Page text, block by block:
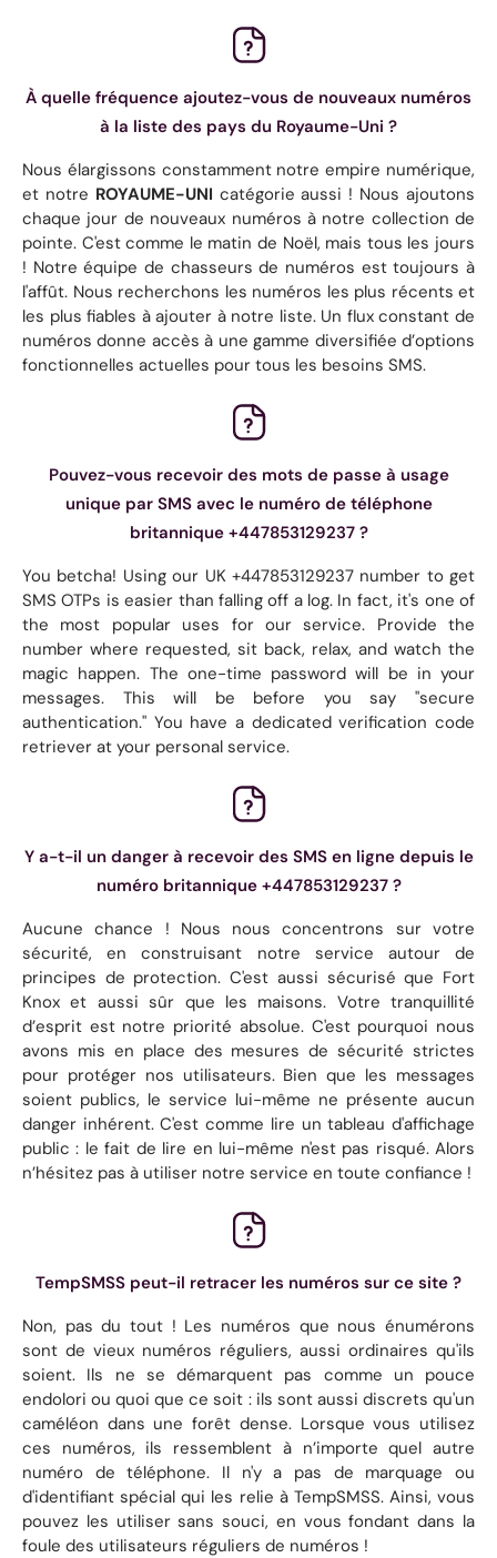
À quelle fréquence ajoutez-vous de nouveaux numéros
à la liste des pays du Royaume-Uni ?
Nous élargissons constamment notre empire numérique,
et notre ROYAUME-UNI catégorie aussi ! Nous ajoutons
chaque jour de nouveaux numéros à notre collection de
pointe. C'est comme le matin de Noël, mais tous les jours
! Notre équipe de chasseurs de numéros est toujours à
l'affût. Nous recherchons les numéros les plus récents et
les plus fiables à ajouter à notre liste. Un flux constant de
numéros donne accès à une gamme diversifiée d’options
fonctionnelles actuelles pour tous les besoins SMS.
Pouvez-vous recevoir des mots de passe à usage
unique par SMS avec le numéro de téléphone
britannique +447853129237 ?
You betcha! Using our UK +447853129237 number to get
SMS OTPs is easier than falling off a log. In fact, it's one of
the most popular uses for our service. Provide the
number where requested, sit back, relax, and watch the
magic happen. The one-time password will be in your
messages. This will be before you say "secure
authentication." You have a dedicated verification code
retriever at your personal service.
Y a-t-il un danger à recevoir des SMS en ligne depuis le
numéro britannique +447853129237 ?
Aucune chance ! Nous nous concentrons sur votre
sécurité, en construisant notre service autour de
principes de protection. C'est aussi sécurisé que Fort
Knox et aussi sûr que les maisons. Votre tranquillité
d’esprit est notre priorité absolue. C'est pourquoi nous
avons mis en place des mesures de sécurité strictes
pour protéger nos utilisateurs. Bien que les messages
soient publics, le service lui-même ne présente aucun
danger inhérent. C'est comme lire un tableau d'affichage
public : le fait de lire en lui-même n'est pas risqué. Alors
n’hésitez pas à utiliser notre service en toute confiance !
TempSMSS peut-il retracer les numéros sur ce site ?
Non, pas du tout ! Les numéros que nous énumérons
sont de vieux numéros réguliers, aussi ordinaires qu'ils
soient. Ils ne se démarquent pas comme un pouce
endolori ou quoi que ce soit : ils sont aussi discrets qu'un
caméléon dans une forêt dense. Lorsque vous utilisez
ces numéros, ils ressemblent à n’importe quel autre
numéro de téléphone. Il n'y a pas de marquage ou
d'identifiant spécial qui les relie à TempSMSS. Ainsi, vous
pouvez les utiliser sans souci, en vous fondant dans la
foule des utilisateurs réguliers de numéros !